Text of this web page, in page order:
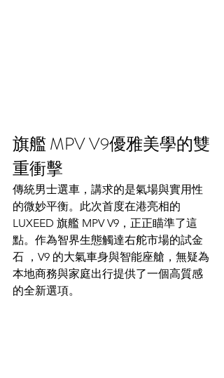
旗艦 MPV V9優雅美學的雙
重衝擊
傳統男士選車，講求的是氣場與實用性
的微妙平衡。此次首度在港亮相的
LUXEED 旗艦 MPV V9，正正瞄準了這
點。作為智界生態觸達右舵市場的試金
石 ，V9 的大氣車身與智能座艙，無疑為
本地商務與家庭出行提供了一個高質感
的全新選項。